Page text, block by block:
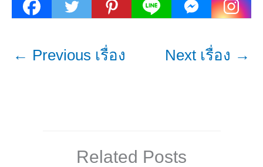
← Previous เรื่อง Next เรื่อง →
Related Posts